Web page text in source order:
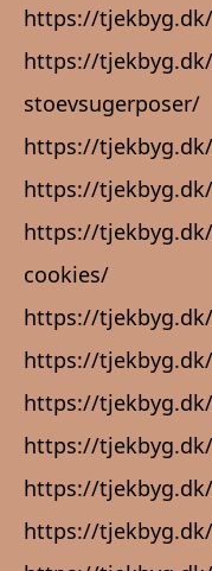
https://
https://
stoevsugerposer/
https://
https://
https://
cookies/
https://
https://
https://
https://
https://
https://